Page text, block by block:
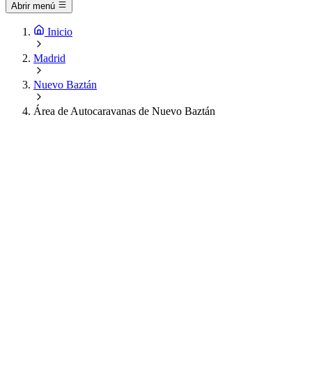
Abrir menú
Inicio
Madrid
Nuevo Baztán
Área de Autocaravanas de Nuevo Baztán